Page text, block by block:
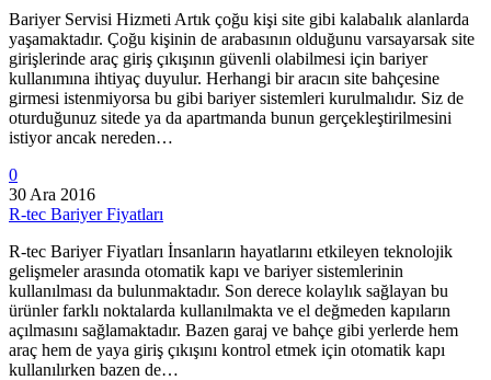
Bariyer Servisi Hizmeti Artık çoğu kişi site gibi kalabalık alanlarda
yaşamaktadır. Çoğu kişinin de arabasının olduğunu varsayarsak site
girişlerinde araç giriş çıkışının güvenli olabilmesi için bariyer
kullanımına ihtiyaç duyulur. Herhangi bir aracın site bahçesine
girmesi istenmiyorsa bu gibi bariyer sistemleri kurulmalıdır. Siz de
oturduğunuz sitede ya da apartmanda bunun gerçekleştirilmesini
istiyor ancak nereden…
0
30 Ara 2016
R-tec Bariyer Fiyatları
R-tec Bariyer Fiyatları İnsanların hayatlarını etkileyen teknolojik
gelişmeler arasında otomatik kapı ve bariyer sistemlerinin
kullanılması da bulunmaktadır. Son derece kolaylık sağlayan bu
ürünler farklı noktalarda kullanılmakta ve el değmeden kapıların
açılmasını sağlamaktadır. Bazen garaj ve bahçe gibi yerlerde hem
araç hem de yaya giriş çıkışını kontrol etmek için otomatik kapı
kullanılırken bazen de…